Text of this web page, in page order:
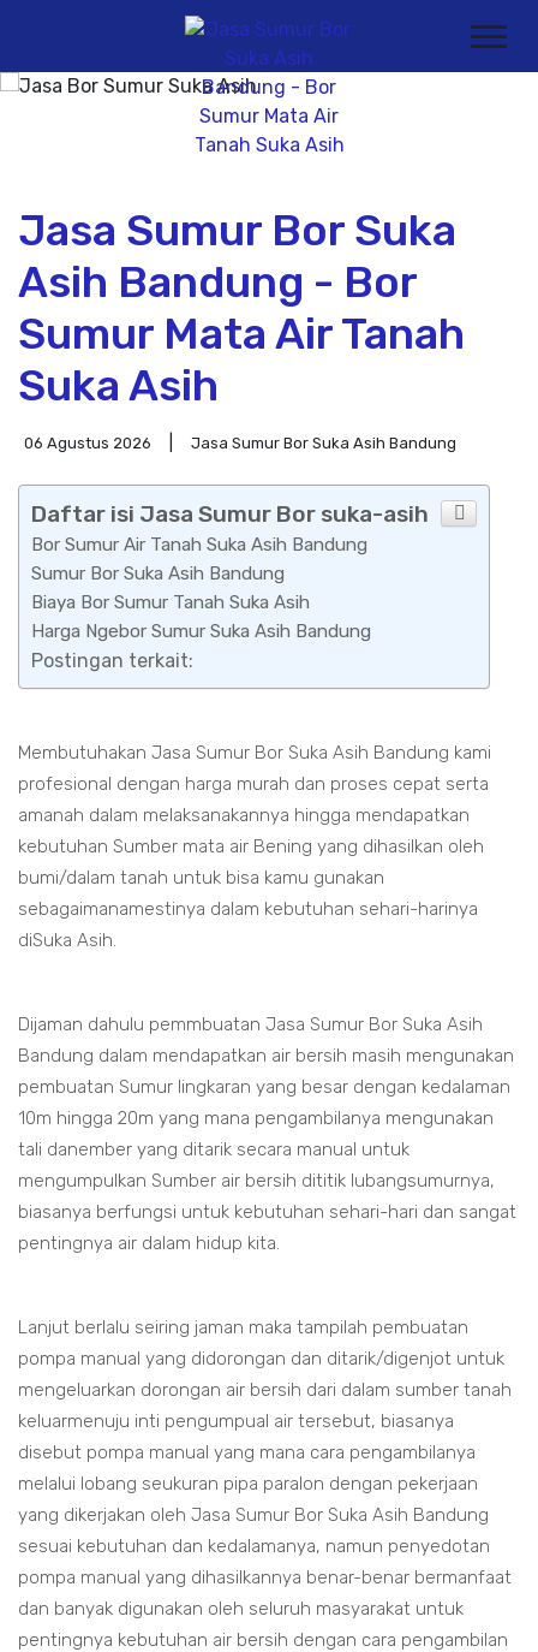
Jasa Sumur Bor Suka
Asih Bandung - Bor
Sumur Mata Air Tanah
Suka Asih
06 Agustus 2026 Jasa Sumur Bor Suka Asih Bandung
Daftar isi Jasa Sumur Bor suka-asih
Bor Sumur Air Tanah Suka Asih Bandung
Sumur Bor Suka Asih Bandung
Biaya Bor Sumur Tanah Suka Asih
Harga Ngebor Sumur Suka Asih Bandung
Postingan terkait:
Membutuhakan Jasa Sumur Bor Suka Asih Bandung kami
profesional dengan harga murah dan proses cepat serta
amanah dalam melaksanakannya hingga mendapatkan
kebutuhan Sumber mata air Bening yang dihasilkan oleh
bumi/dalam tanah untuk bisa kamu gunakan
sebagaimanamestinya dalam kebutuhan sehari-harinya
diSuka Asih.
Dijaman dahulu pemmbuatan Jasa Sumur Bor Suka Asih
Bandung dalam mendapatkan air bersih masih mengunakan
pembuatan Sumur lingkaran yang besar dengan kedalaman
10m hingga 20m yang mana pengambilanya mengunakan
tali danember yang ditarik secara manual untuk
mengumpulkan Sumber air bersih dititik lubangsumurnya,
biasanya berfungsi untuk kebutuhan sehari-hari dan sangat
pentingnya air dalam hidup kita.
Lanjut berlalu seiring jaman maka tampilah pembuatan
pompa manual yang didorongan dan ditarik/digenjot untuk
mengeluarkan dorongan air bersih dari dalam sumber tanah
keluarmenuju inti pengumpual air tersebut, biasanya
disebut pompa manual yang mana cara pengambilanya
melalui lobang seukuran pipa paralon dengan pekerjaan
yang dikerjakan oleh Jasa Sumur Bor Suka Asih Bandung
sesuai kebutuhan dan kedalamanya, namun penyedotan
pompa manual yang dihasilkannya benar-benar bermanfaat
dan banyak digunakan oleh seluruh masyarakat untuk
pentingnya kebutuhan air bersih dengan cara pengambilan